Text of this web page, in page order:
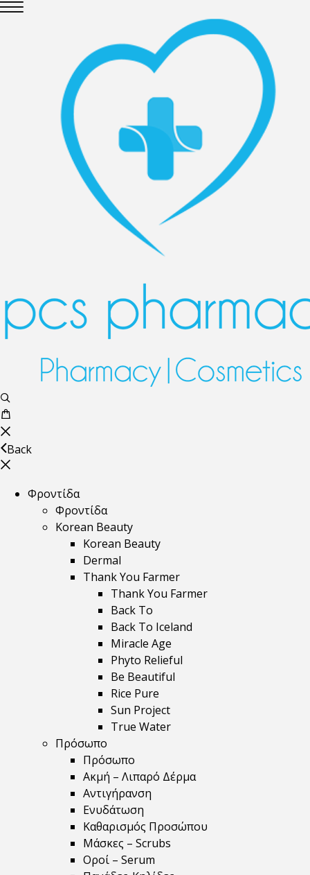
Back
Φροντίδα
Φροντίδα
Korean Beauty
Korean Beauty
Dermal
Thank You Farmer
Thank You Farmer
Back To
Back To Iceland
Miracle Age
Phyto Relieful
Be Beautiful
Rice Pure
Sun Project
True Water
Πρόσωπο
Πρόσωπο
Ακμή – Λιπαρό Δέρμα
Αντιγήρανση
Ενυδάτωση
Καθαρισμός Προσώπου
Μάσκες – Scrubs
Οροί – Serum